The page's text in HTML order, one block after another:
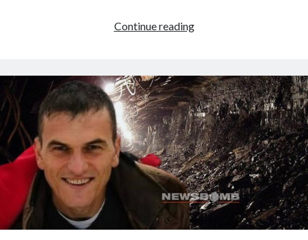
Continue readingJava
në
Europë,
vala
e
të
nxehtit
afrikan
zhvendoset
drejt
Ballkanit